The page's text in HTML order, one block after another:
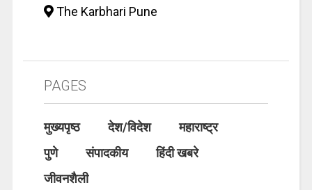
The Karbhari Pune
PAGES
मुख्यपृष्ठ देश/विदेश
महाराष्ट्र
पुणे
संपादकीय
हिंदी खबरे
जीवनशैली